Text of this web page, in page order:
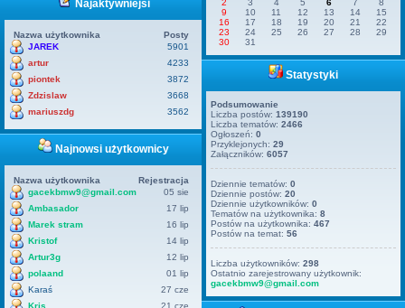
Najaktywniejsi
Nazwa użytkownika
Posty
JAREK
5901
artur
4233
piontek
3872
Zdzislaw
3668
mariuszdg
3562
Najnowsi użytkownicy
Nazwa użytkownika
Rejestracja
gacekbmw9@gmail.com
05 sie
Ambasador
17 lip
Marek stram
16 lip
Kristof
14 lip
Artur3g
12 lip
polaand
01 lip
Karaś
27 cze
Kris
21 cze
2
3 4 5 6 7
8
9
10 11 12 13 14
15
16
17 18 19 20 21
22
23
24 25 26 27 28
29
30
31
Statystyki
Podsumowanie
Liczba postów:139190
Liczba tematów:2466
Ogłoszeń:0
Przyklejonych:29
Załączników:6057
Dziennie tematów:0
Dziennie postów:20
Dziennie użytkowników:0
Tematów na użytkownika:8
Postów na użytkownika:467
Postów na temat:56
Liczba użytkowników:298
Ostatnio zarejestrowany użytkownik:
gacekbmw9@gmail.com